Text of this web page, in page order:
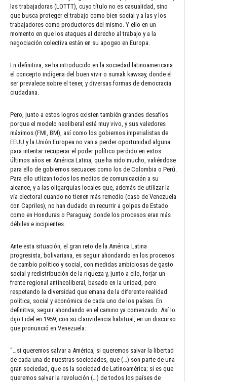
las trabajadoras (LOTTT), cuyo título no es casualidad, sino
que busca proteger el trabajo como bien social y a las y los
trabajadores como productores del mismo. Y ello en un
momento en que los ataques al derecho al trabajo y a la
negociación colectiva están en su apogeo en Europa.
En definitiva, se ha introducido en la sociedad latinoamericana
el concepto indígena del buen vivir o sumak kawsay, donde el
ser prevalece sobre el tener, y diversas formas de democracia
ciudadana.
Pero, junto a estos logros existen también grandes desafíos
porque el modelo neoliberal está muy vivo, y sus valedores
máximos (FMI, BM), así como los gobiernos imperialistas de
EEUU y la Unión Europea no van a perder oportunidad alguna
para intentar recuperar el poder político perdido en estos
últimos años en América Latina, que ha sido mucho, valiéndose
para ello de gobiernos secuaces como los de Colombia o Perú.
Para ello utlizan todos los medios de comunicación a su
alcance, y a las oligarquías locales que, además de utilizar la
vía electoral cuando no tienen más remedio (caso de Venezuela
con Capriles), no han dudado en recurrir a golpes de Estado
como en Honduras o Paraguay, donde los procesos eran más
débiles e incipientes.
Ante esta situación, el gran reto de la América Latina
progresista, bolivariana, es seguir ahondando en los procesos
de cambio político y social, con medidas ambiciosas de gasto
social y redistribución de la riqueza y, junto a ello, forjar un
frente regional antineoliberal, basado en la unidad, pero
respetando la diversidad que emana de la diferente realidad
política, social y económica de cada uno de los países. En
definitiva, seguir ahondando en el camino ya comenzado. Así lo
dijo Fidel en 1959, con su clarividencia habitual, en un discurso
que pronunció en Venezuela:
“…si queremos salvar a América, si queremos salvar la libertad
de cada una de nuestras sociedades, que (…) son parte de una
gran sociedad, que es la sociedad de Latinoamérica; si es que
queremos salvar la revolución (…) de todos los países de